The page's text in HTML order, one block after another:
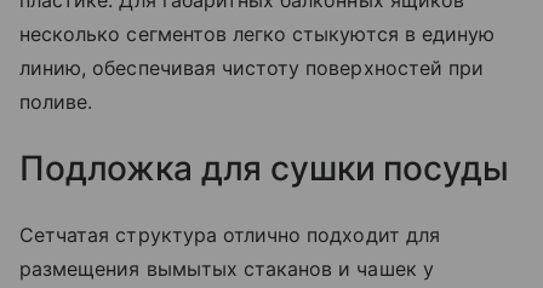
несколько сегментов легко стыкуются в единую
линию, обеспечивая чистоту поверхностей при
поливе.
Подложка для сушки посуды
Сетчатая структура отлично подходит для
размещения вымытых стаканов и чашек у